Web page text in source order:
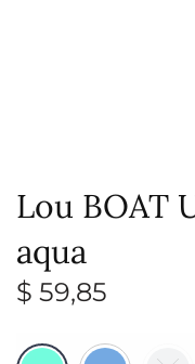
Lou BOAT
aqua
$ 59,85